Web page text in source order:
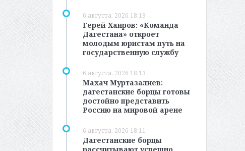
6 августа, 2026 18:19
Герей Хаиров: «Команда
Дагестана» откроет
молодым юристам путь на
государственную службу
6 августа, 2026 18:13
Махач Муртазалиев:
дагестанские борцы готовы
достойно представить
Россию на мировой арене
6 августа, 2026 18:11
Дагестанские борцы
рассчитывают успешно